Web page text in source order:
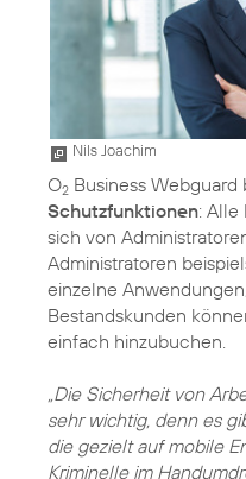
Nils Joachim
O2 Business Webguard
Schutzfunktionen: Alle
sich von
Administratoren
einzelne
Bestandskunden
einfach hinzubuchen.
„Die Sicherheit von
sehr wichtig, denn es
die gezielt auf mobile
Kriminelle im